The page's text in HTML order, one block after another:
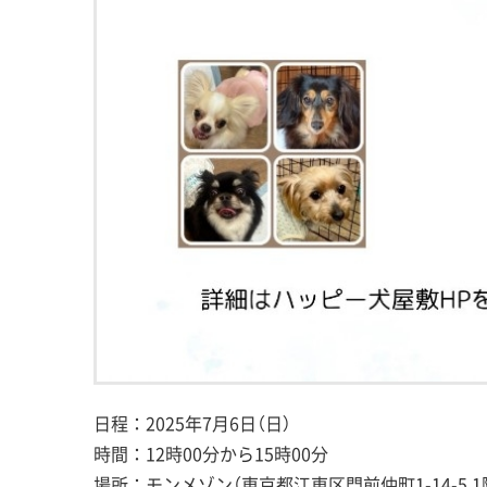
日程：2025年7月6日（日）
時間：12時00分から15時00分